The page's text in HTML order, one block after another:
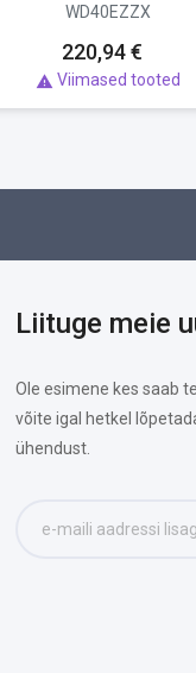
WD40EZZX
220,94 €
 Viimased tooted
Liituge meie
Ole esimene kes saab
võite igal hetkel
ühendust.